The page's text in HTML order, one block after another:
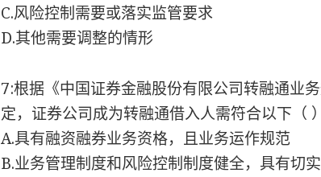
C.风险控制需要或落实监管要求
D.其他需要调整的情形
7:根据《中国证券金融股份有限公司转融通业
定，证券公司成为转融通借入人需符合以下（
A.具有融资融券业务资格，且业务运作规范
B.业务管理制度和风险控制制度健全，具有切